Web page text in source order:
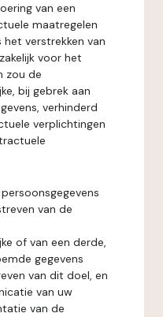
van een
maatregelen
verstrekken van
voor het
zou de
bij gebrek aan
verhinderd
verplichtingen
van de
of van een derde,
gegevens
van dit doel, en
van uw
van de